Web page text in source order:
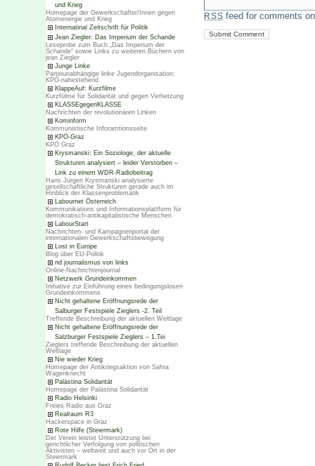
und Krieg
Homepage der Gewerkschafter/Innen gegen
Atomenergie und Krieg
Internatinal Zeitschrift für Politik
Jean Ziegler: Das Imperium der Schande
Leseprobe zum Buch „Das Imperium der
Schande“ sowie Links zu weiteren Büchern von
jean Ziegler
Junge Linke
Parteiunabhängige linke Jugendorganisation;
KPÖ-nahestehend
KlappeAuf: Kurzfilme
Kurzfülme für Solidarität und gegen Verhetzung
KLASSEgegenKLASSE
Nachrichten der revolutionären Linken
Kominform
Kommunistische Inforamtionsseite
KPÖ-Graz
KPÖ Graz
Krysmanski: Ein Soziologe, der aktuelle
Strukturen analysiert – leider Verstorben –
Link zu einem WDR-Radiobeitrag
Hans Jürgen Krysmanski analysierte
gesellschaftliche Strukturen gerade auch im
Hinblick der Klassenproblematik
Labournet Österreich
Kommunikations und Informationsplattform für
demokratisch-antikapitalistische Menschen
LabourStart
Nachrichten- und Kampagnenportal der
internationalen Gewerkschaftsbewegung
Lost in Europe
Blog über EU-Politik
nd journalismus von links
Online-Nachrichtenjournal
Netzwerk Grundeinkommen
Initiative zur Einführung eines bedingungslosen
Grundeinkommens
Nicht gehaltene Eröffnungsrede der
Salburger Festspiele Zieglers -2. Teil
Treffende Beschreibung der aktuellen Weltlage
Nicht gehaltene Eröffnungsrede der
Salzburger Festspiele Zieglers – 1.Tei
Zieglers treffende Beschreibung der aktuellen
Weltlage
Nie wieder Krieg
Homepage der Antikriegsaktion von Sahra
Wagenknecht
Palästina Solidarität
Homepage der Palästina Solidarität
Radio Helsinki
Freies Radio aus Graz
Realraum R3
Hackerspace in Graz
Rote Hilfe (Steiermark)
Der Verein leistet Unterstützung bei
gerichtlicher Verfolgung von politischen
Aktivisten – weltweit und auch vor Ort in der
Steiermark
RSS feed for comments